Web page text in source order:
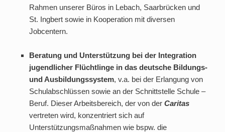
Rahmen unserer Büros in Lebach, Saarbrücken und
St. Ingbert sowie in Kooperation mit diversen
Jobcentern.
Beratung und Unterstützung bei der Integration
jugendlicher Flüchtlinge in das deutsche Bildungs-
und Ausbildungssystem, v.a. bei der Erlangung von
Schulabschlüssen sowie an der Schnittstelle Schule –
Beruf. Dieser Arbeitsbereich, der von der Caritas
vertreten wird, konzentriert sich auf
Unterstützungsmaßnahmen wie bspw. die